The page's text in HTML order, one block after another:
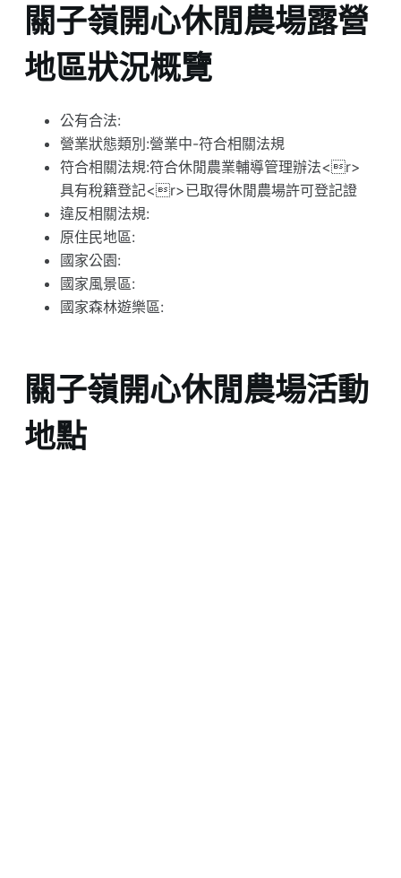
關子嶺開心休閒農場露營
地區狀況概覽
公有合法:
營業狀態類別:營業中-符合相關法規
符合相關法規:符合休閒農業輔導管理辦法<r>
具有稅籍登記<r>已取得休閒農場許可登記證
違反相關法規:
原住民地區:
國家公園:
國家風景區:
國家森林遊樂區:
關子嶺開心休閒農場活動
地點